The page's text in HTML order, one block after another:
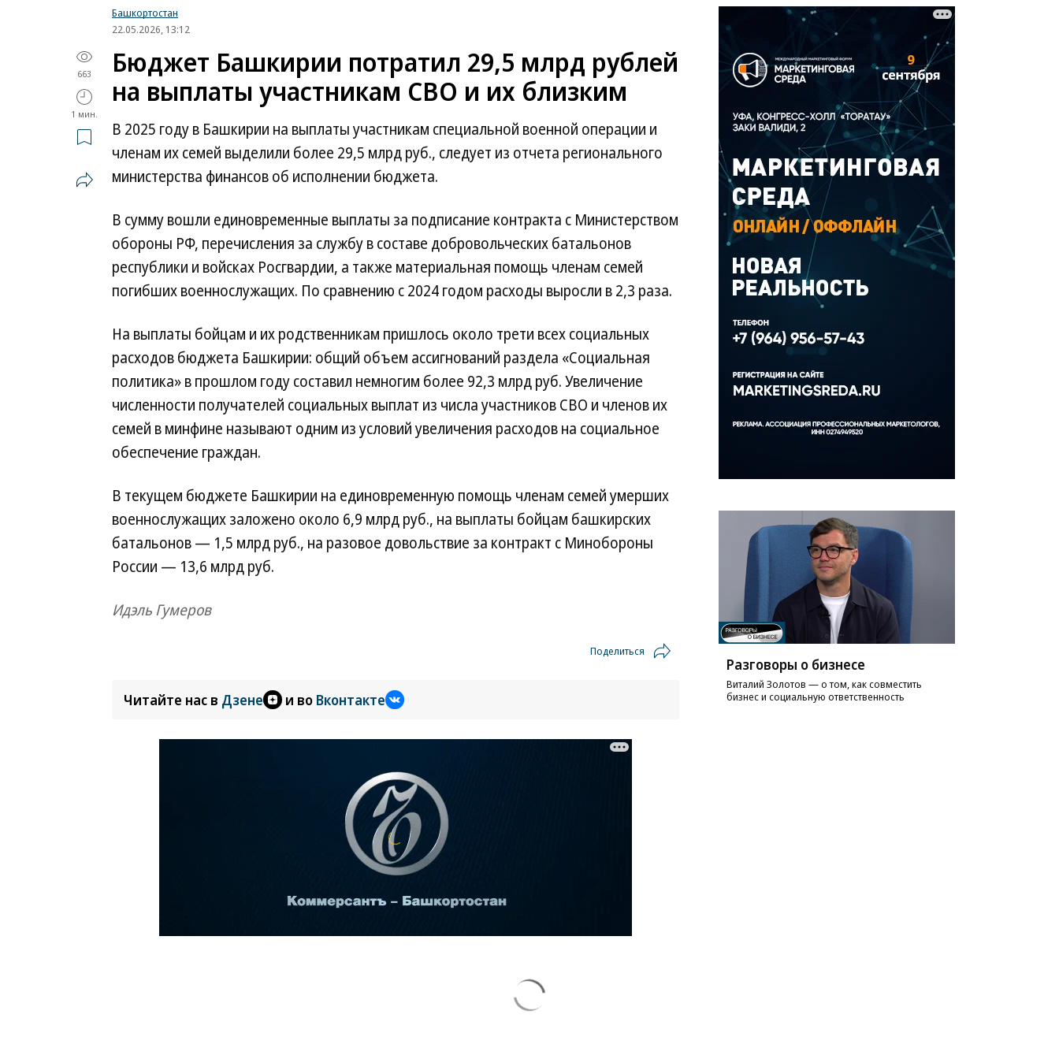
Башкортостан
22.05.2026, 13:12
663
1 мин.
Бюджет Башкирии потратил 29,5 млрд рублей
на выплаты участникам СВО и их близким
В 2025 году в Башкирии на выплаты участникам специальной военной операции и
членам их семей выделили более 29,5 млрд руб., следует из отчета регионального
министерства финансов об исполнении бюджета.
В сумму вошли единовременные выплаты за подписание контракта с Министерством
обороны РФ, перечисления за службу в составе добровольческих батальонов
республики и войсках Росгвардии, а также материальная помощь членам семей
погибших военнослужащих. По сравнению с 2024 годом расходы выросли в 2,3 раза.
На выплаты бойцам и их родственникам пришлось около трети всех социальных
расходов бюджета Башкирии: общий объем ассигнований раздела «Социальная
политика» в прошлом году составил немногим более 92,3 млрд руб. Увеличение
численности получателей социальных выплат из числа участников СВО и членов их
семей в минфине называют одним из условий увеличения расходов на социальное
обеспечение граждан.
В текущем бюджете Башкирии на единовременную помощь членам семей умерших
военнослужащих заложено около 6,9 млрд руб., на выплаты бойцам башкирских
батальонов — 1,5 млрд руб., на разовое довольствие за контракт с Минобороны
России — 13,6 млрд руб.
Идэль Гумеров
Поделиться
Читайте нас в Дзене и во Вконтакте
Разговоры о бизнесе
Виталий Золотов — о том, как совместить
бизнес и социальную ответственность